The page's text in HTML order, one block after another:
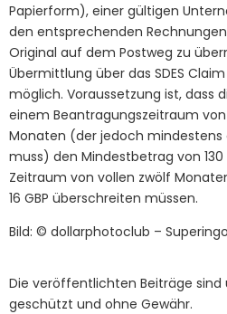
Papierform), einer gültigen
den entsprechenden
Original auf dem Postweg zu
Übermittlung über das SDES
möglich. Voraussetzung ist, dass
einem Beantragungszeitraum
Monaten (der jedoch
muss) den Mindestbetrag von 130
Zeitraum von vollen zwölf
16 GBP überschreiten müssen.
Bild: © dollarphotoclub – Superingo
Die veröffentlichten Beiträge
geschützt und ohne Gewähr.